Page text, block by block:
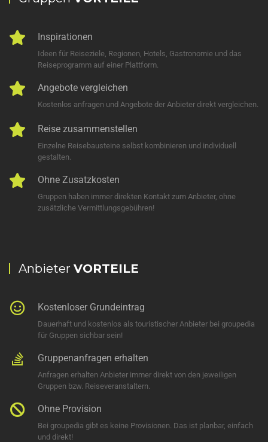
Inspirationen
Ideen für Reiseziele, Regionen, Hotels, Gastronomie und das
Reiseprogramm auf einer Plattform.
Angebote vergleichen
Kostenlos anfragen und Angebote der Anbieter direkt vergleichen.
Reise zusammenstellen
Einzelne Reisebausteine selbst kombinieren und individuell
gestalten.
Ohne Zusatzkosten
Gruppen haben immer direkten Kontakt zum Anbieter, ohne
zusätzliche Vermittlungsgebühren!
Anbieter VORTEILE
Kostenloser Grundeintrag
Dauerhaft und kostenlos als touristischer Anbieter bei groupedia
für Gruppen sichbar sein!
Gruppenanfragen erhalten
Anfragen erhalten Anbieter immer direkt von den jeweiligen
Gruppen bzw. Reiseveranstaltern.
Ohne Provision
Bei groupedia gibt es keine Provisionen. Das ist planbar, einfach
und direkt!